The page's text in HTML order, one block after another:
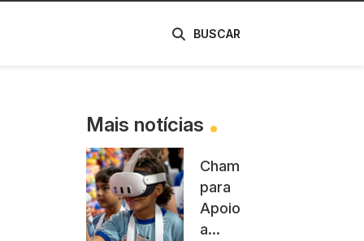
BUSCAR
Mais notícias
Chamada
para
Apoio
a